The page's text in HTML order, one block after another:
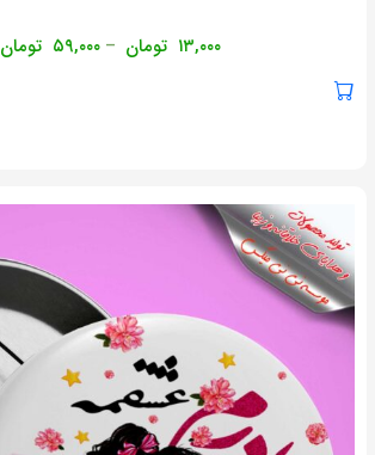
۱۳,۰۰۰ تومان – ۵۹,۰۰۰ تومان